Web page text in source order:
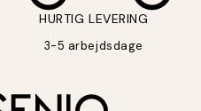
HURTIG LEVERING
3-5 arbejdsdage